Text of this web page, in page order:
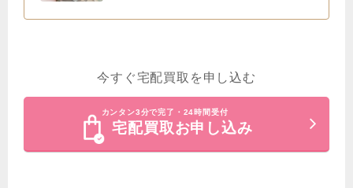
今すぐ宅配買取を申し込む
カンタン3分で完了・24時間受付
宅配買取お申し込み